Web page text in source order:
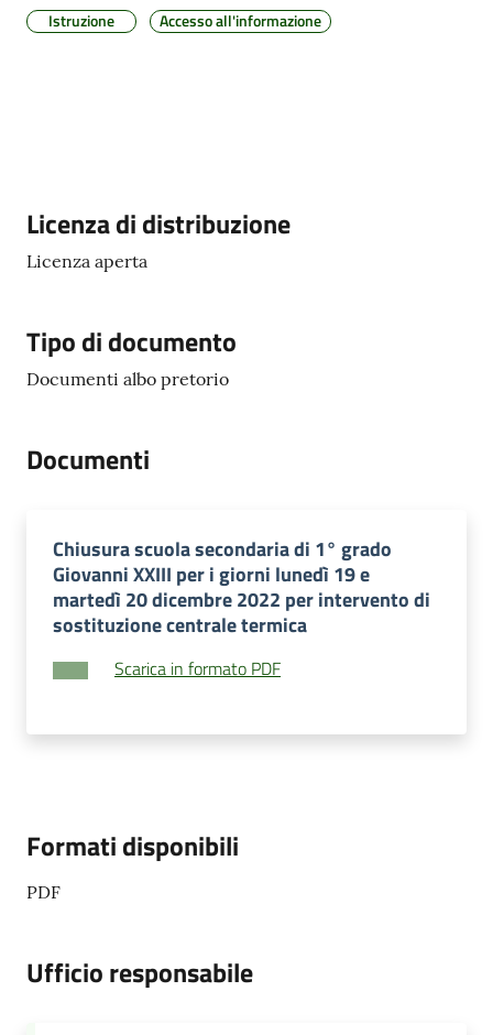
Istruzione Accesso all'informazione
Descrizione
Licenza di distribuzione
Licenza aperta
Tipo di documento
Documenti albo pretorio
Documenti
Chiusura scuola secondaria di 1° grado
Giovanni XXIII per i giorni lunedì 19 e
martedì 20 dicembre 2022 per intervento di
sostituzione centrale termica
Scarica in formato PDF
Formati disponibili
PDF
Ufficio responsabile